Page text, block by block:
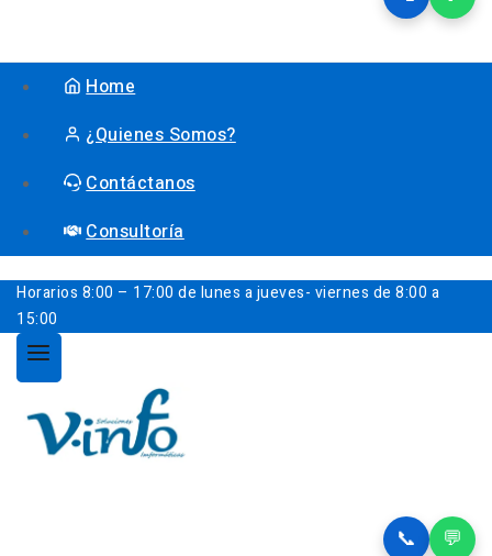
Home
¿Quienes Somos?
Contáctanos
Consultoría
Horarios 8:00 – 17:00 de lunes a jueves- viernes de 8:00 a
15:00
📞 💬